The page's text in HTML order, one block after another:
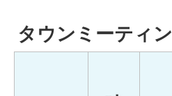
タウンミーティ